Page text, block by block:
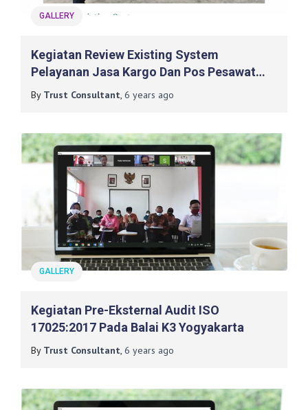
GALLERY
Kegiatan Review Existing System
Pelayanan Jasa Kargo Dan Pos Pesawat
Udara (PJKP2U) Pada PT. Angkasa Pura I
By Trust Consultant, 6 years ago
GALLERY
Kegiatan Pre-Eksternal Audit ISO
17025:2017 Pada Balai K3 Yogyakarta
By Trust Consultant, 6 years ago